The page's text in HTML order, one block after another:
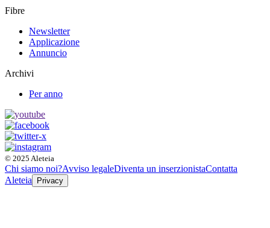
Fibre
Newsletter
Applicazione
Annuncio
Archivi
Per anno
© 2025 Aleteia
Chi siamo noi?Avviso legaleDiventa un inserzionistaContatta
Aleteia
Privacy